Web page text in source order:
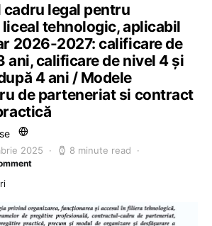
cadru legal pentru
tehnologic, aplicabil
2026-2027: calificare de
ani, calificare de nivel 4 și
4 ani / Modele
de parteneriat si contract
2025 8 minute read